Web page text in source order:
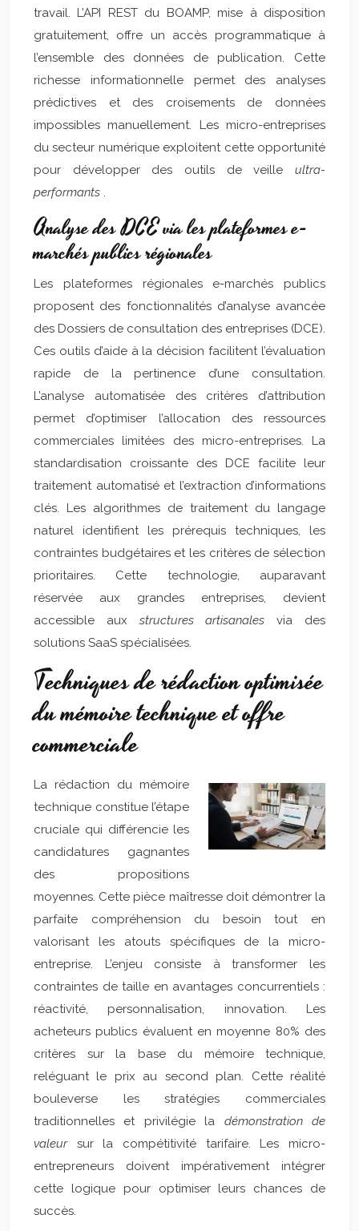
travail. L’API REST du BOAMP, mise à disposition
gratuitement, offre un accès programmatique à
l’ensemble des données de publication. Cette
richesse informationnelle permet des analyses
prédictives et des croisements de données
impossibles manuellement. Les micro-entreprises
du secteur numérique exploitent cette opportunité
pour développer des outils de veille ultra-
performants .
Analyse des DCE via les plateformes e-
marchés publics régionales
Les plateformes régionales e-marchés publics
proposent des fonctionnalités d’analyse avancée
des Dossiers de consultation des entreprises (DCE).
Ces outils d’aide à la décision facilitent l’évaluation
rapide de la pertinence d’une consultation.
L’analyse automatisée des critères d’attribution
permet d’optimiser l’allocation des ressources
commerciales limitées des micro-entreprises. La
standardisation croissante des DCE facilite leur
traitement automatisé et l’extraction d’informations
clés. Les algorithmes de traitement du langage
naturel identifient les prérequis techniques, les
contraintes budgétaires et les critères de sélection
prioritaires. Cette technologie, auparavant
réservée aux grandes entreprises, devient
accessible aux structures artisanalesvia des
solutions SaaS spécialisées.
Techniques de rédaction optimisée
du mémoire technique et offre
commerciale
La rédaction du mémoire
technique constitue l’étape
cruciale qui différencie les
candidatures gagnantes
des propositions
moyennes. Cette pièce maîtresse doit démontrer la
parfaite compréhension du besoin tout en
valorisant les atouts spécifiques de la micro-
entreprise. L’enjeu consiste à transformer les
contraintes de taille en avantages concurrentiels :
réactivité, personnalisation, innovation. Les
acheteurs publics évaluent en moyenne 80% des
critères sur la base du mémoire technique,
reléguant le prix au second plan. Cette réalité
bouleverse les stratégies commerciales
traditionnelles et privilégie la démonstration de
valeur sur la compétitivité tarifaire. Les micro-
entrepreneurs doivent impérativement intégrer
cette logique pour optimiser leurs chances de
succès.